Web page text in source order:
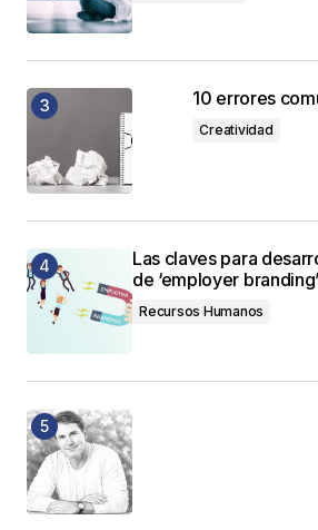
10 errores
Creatividad
Las claves para
de ‘employer
Recursos Humanos